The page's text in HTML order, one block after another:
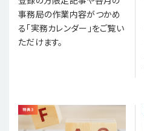
事務局の作業内容がつかめ
る「実務カレンダー」をご覧い
ただけます。